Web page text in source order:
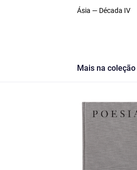
Ásia — Década IV
Mais na coleção